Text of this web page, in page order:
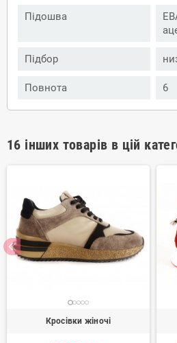
Підошва
Підбор
Повнота 6
16 інших товарів в цій
Кросівки жіночі